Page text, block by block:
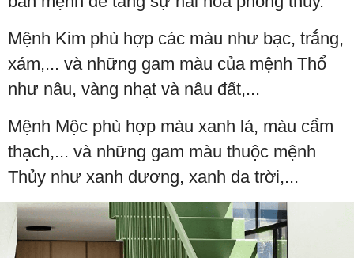
Mệnh Kim phù hợp các màu như bạc, trắng,
xám,... và những gam màu của mệnh Thổ
như nâu, vàng nhạt và nâu đất,...
Mệnh Mộc phù hợp màu xanh lá, màu cẩm
thạch,... và những gam màu thuộc mệnh
Thủy như xanh dương, xanh da trời,...